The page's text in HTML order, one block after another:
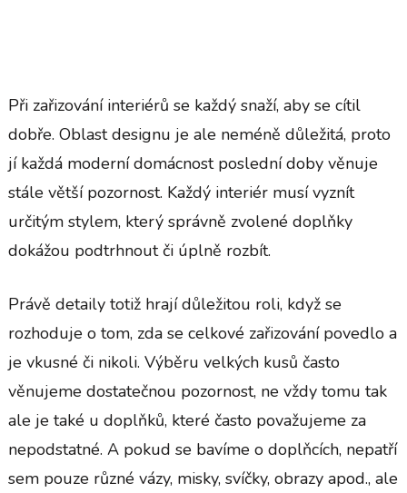
Při zařizování interiérů se každý snaží, aby se cítil
dobře. Oblast designu je ale neméně důležitá, proto
jí každá moderní domácnost poslední doby věnuje
stále větší pozornost. Každý interiér musí vyznít
určitým stylem, který správně zvolené doplňky
dokážou podtrhnout či úplně rozbít.
Právě detaily totiž hrají důležitou roli, když se
rozhoduje o tom, zda se celkové zařizování povedlo a
je vkusné či nikoli. Výběru velkých kusů často
věnujeme dostatečnou pozornost, ne vždy tomu tak
ale je také u doplňků, které často považujeme za
nepodstatné. A pokud se bavíme o doplňcích, nepatří
sem pouze různé vázy, misky, svíčky, obrazy apod., ale